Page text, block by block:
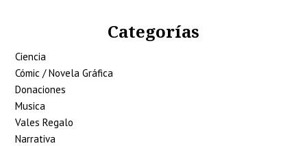
Categorías
Ciencia
Cómic / Novela Gráfica
Donaciones
Musica
Vales Regalo
Narrativa